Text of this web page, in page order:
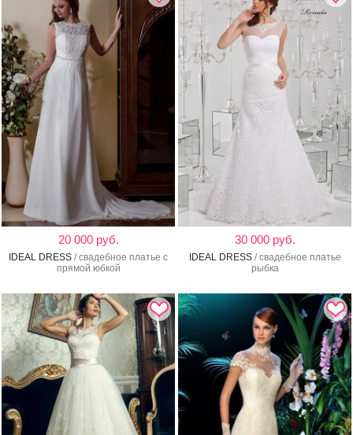
20 000 руб.
IDEAL DRESS / свадебное платье с
прямой юбкой
30 000 руб.
IDEAL DRESS/ свадебное платье
рыбка